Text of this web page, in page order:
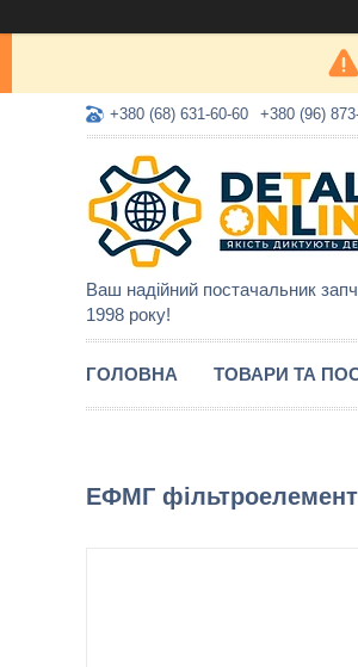
+380 (68) 631-60-60 +380 (96)
Ваш надійний постачальник
1998 року!
ГОЛОВНА ТОВАРИ ТА
ЕФМГ фільтроелемент